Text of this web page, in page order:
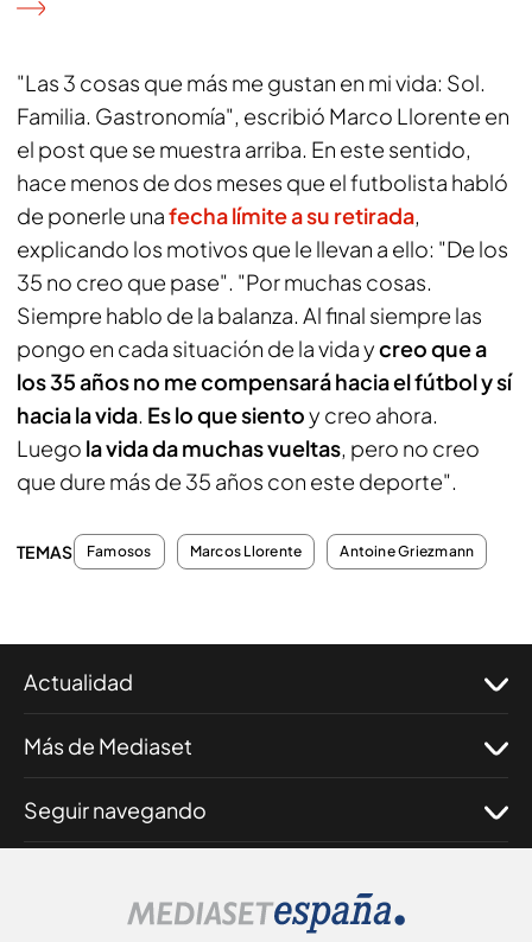
"Las 3 cosas que más me gustan en mi vida: Sol.
Familia. Gastronomía", escribió Marco Llorente en
el post que se muestra arriba. En este sentido,
hace menos de dos meses que el futbolista habló
de ponerle unafecha límite a su retirada,
explicando los motivos que le llevan a ello: "De los
35 no creo que pase". "Por muchas cosas.
Siempre hablo de la balanza. Al final siempre las
pongo en cada situación de la vida ycreo que a
los 35 años no me compensará hacia el fútbol y sí
hacia la vida. Es lo que sientoy creo ahora.
Luego la vida da muchas vueltas, pero no creo
que dure más de 35 años con este deporte".
TEMAS Famosos Marcos Llorente Antoine Griezmann
Actualidad
Más de Mediaset
Seguir navegando